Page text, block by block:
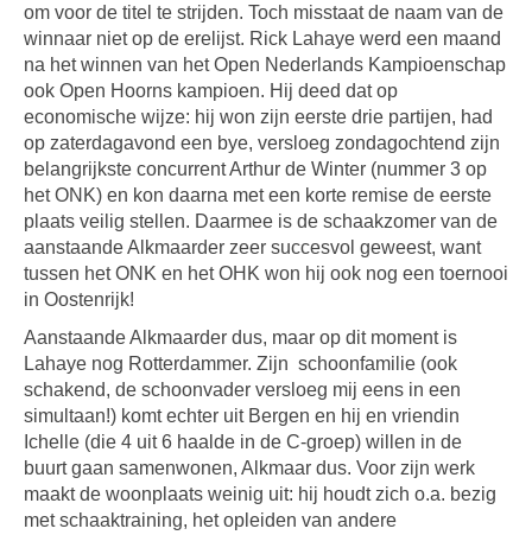
om voor de titel te strijden. Toch misstaat de naam van de
winnaar niet op de erelijst. Rick Lahaye werd een maand
na het winnen van het Open Nederlands Kampioenschap
ook Open Hoorns kampioen. Hij deed dat op
economische wijze: hij won zijn eerste drie partijen, had
op zaterdagavond een bye, versloeg zondagochtend zijn
belangrijkste concurrent Arthur de Winter (nummer 3 op
het ONK) en kon daarna met een korte remise de eerste
plaats veilig stellen. Daarmee is de schaakzomer van de
aanstaande Alkmaarder zeer succesvol geweest, want
tussen het ONK en het OHK won hij ook nog een toernooi
in Oostenrijk!
Aanstaande Alkmaarder dus, maar op dit moment is
Lahaye nog Rotterdammer. Zijn schoonfamilie (ook
schakend, de schoonvader versloeg mij eens in een
simultaan!) komt echter uit Bergen en hij en vriendin
Ichelle (die 4 uit 6 haalde in de C-groep) willen in de
buurt gaan samenwonen, Alkmaar dus. Voor zijn werk
maakt de woonplaats weinig uit: hij houdt zich o.a. bezig
met schaaktraining, het opleiden van andere